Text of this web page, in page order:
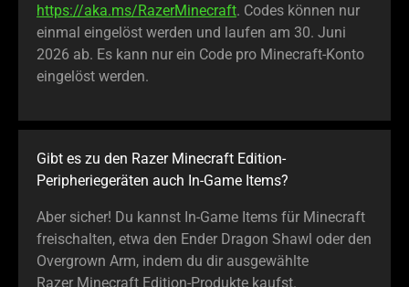
https://aka.ms/RazerMinecraft. Codes können nur
einmal eingelöst werden und laufen am 30. Juni
2026 ab. Es kann nur ein Code pro Minecraft-Konto
eingelöst werden.
Gibt es zu den Razer Minecraft Edition-
Peripheriegeräten auch In-Game Items?
Aber sicher! Du kannst In-Game Items für Minecraft
freischalten, etwa den Ender Dragon Shawl oder den
Overgrown Arm, indem du dir ausgewählte
Razer Minecraft Edition-Produkte kaufst.